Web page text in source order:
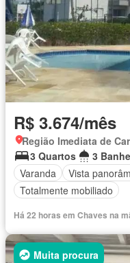
R$ 3.674/mês
3 Quartos
3
Varanda
Vista
Totalmente mobiliado
Há 22 horas em Chaves na
Muita procura